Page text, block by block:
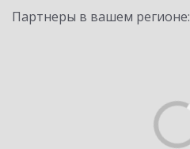
Партнеры в вашем регионе: